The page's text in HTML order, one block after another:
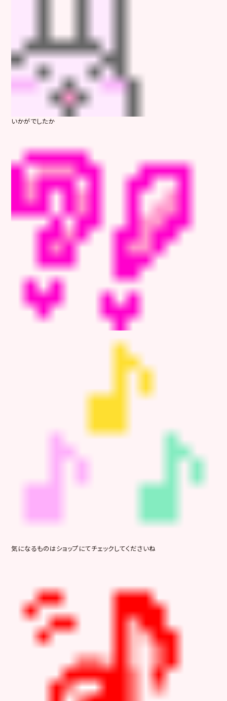
いかがでしたか
気になるものはショップにてチェックしてくださいね